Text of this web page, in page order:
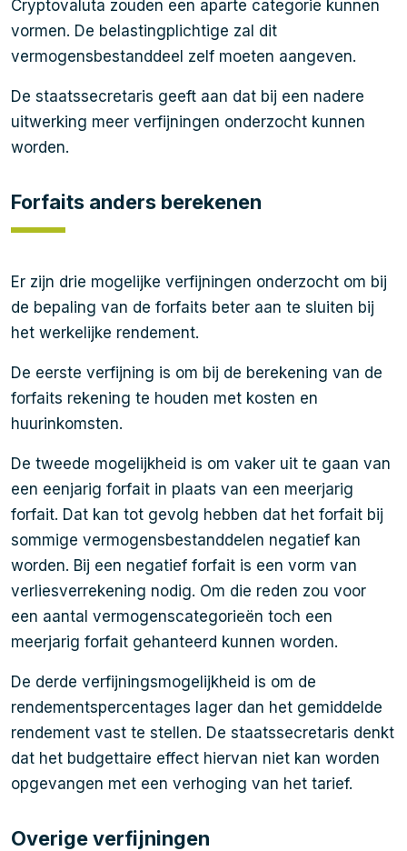
Cryptovaluta zouden een aparte categorie kunnen
vormen. De belastingplichtige zal dit
vermogensbestanddeel zelf moeten aangeven.
De staatssecretaris geeft aan dat bij een nadere
uitwerking meer verfijningen onderzocht kunnen
worden.
Forfaits anders berekenen
Er zijn drie mogelijke verfijningen onderzocht om bij
de bepaling van de forfaits beter aan te sluiten bij
het werkelijke rendement.
De eerste verfijning is om bij de berekening van de
forfaits rekening te houden met kosten en
huurinkomsten.
De tweede mogelijkheid is om vaker uit te gaan van
een eenjarig forfait in plaats van een meerjarig
forfait. Dat kan tot gevolg hebben dat het forfait bij
sommige vermogensbestanddelen negatief kan
worden. Bij een negatief forfait is een vorm van
verliesverrekening nodig. Om die reden zou voor
een aantal vermogenscategorieën toch een
meerjarig forfait gehanteerd kunnen worden.
De derde verfijningsmogelijkheid is om de
rendementspercentages lager dan het gemiddelde
rendement vast te stellen. De staatssecretaris denkt
dat het budgettaire effect hiervan niet kan worden
opgevangen met een verhoging van het tarief.
Overige verfijningen